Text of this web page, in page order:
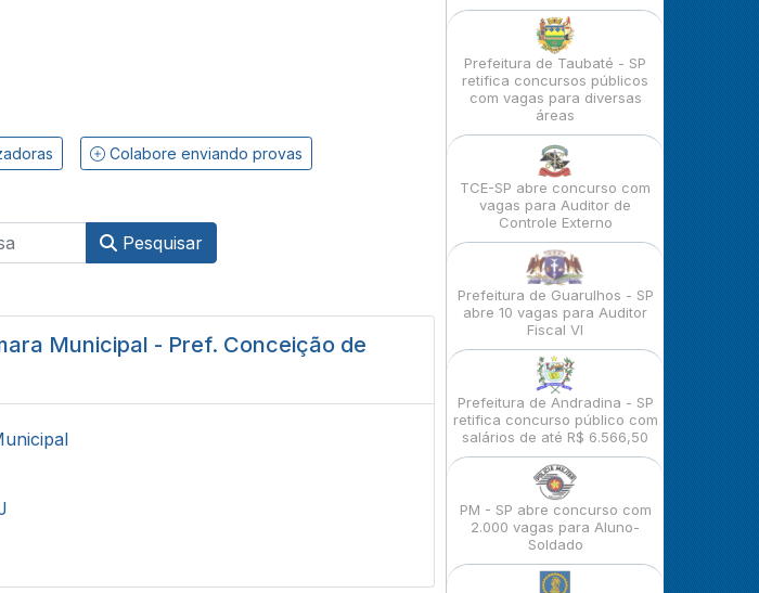
Colabore enviando provas
Pesquisar
Municipal - Pref. Conceição de
Prefeitura de Taubaté - SP
retifica concursos públicos
com vagas para diversas
áreas
TCE-SP abre concurso com
vagas para Auditor de
Controle Externo
Prefeitura de Guarulhos - SP
abre 10 vagas para Auditor
Fiscal VI
Prefeitura de Andradina - SP
retifica concurso público com
salários de até R$ 6.566,50
PM - SP abre concurso com
2.000 vagas para Aluno-
Soldado